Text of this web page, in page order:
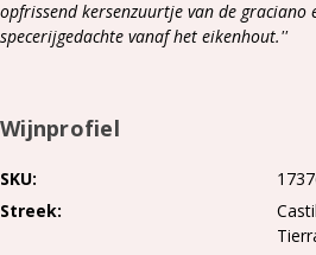
opfrissend kersenzuurtje van de graciano
specerijgedachte vanaf het eikenhout.''
Wijnprofiel
SKU
Streek